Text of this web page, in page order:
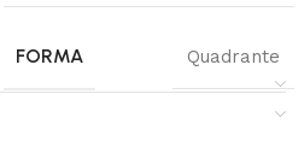
FORMA Quadrante